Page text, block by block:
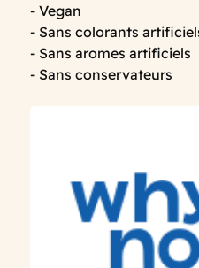
- Vegan
- Sans colorants
- Sans aromes artificiels
- Sans conservateurs